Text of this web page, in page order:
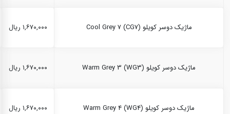
ماژیک دوسر کویلو Cool Grey 7 (CG7) ۱,۶۷۰,۰۰۰ ریال
ماژیک دوسر کویلو Warm Grey 3 (WG3) ۱,۶۷۰,۰۰۰ ریال
ماژیک دوسر کویلو Warm Grey 4 (WG4) ۱,۶۷۰,۰۰۰ ریال